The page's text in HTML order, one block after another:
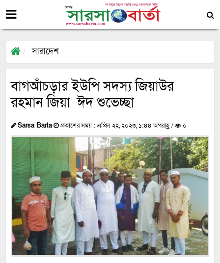
সারাদেশ
বাগআঁচড়ার ইউপি সদস্য জিয়াউর
রহমান জিয়া ঈদ শুভেচ্ছা
Sarsa Barta প্রকাশের সময় : এপ্রিল ২২, ২০২৩, ১:৪৪ অপরাহ্ণ / ০